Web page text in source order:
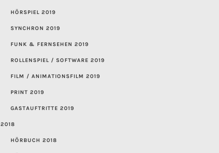
HÖRSPIEL 2019
SYNCHRON 2019
FUNK & FERNSEHEN 2019
ROLLENSPIEL / SOFTWARE 2019
FILM / ANIMATIONSFILM 2019
PRINT 2019
GASTAUFTRITTE 2019
2018
HÖRBUCH 2018